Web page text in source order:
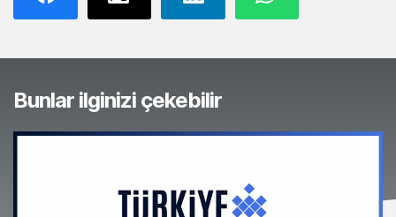
Bunlar ilginizi çekebilir